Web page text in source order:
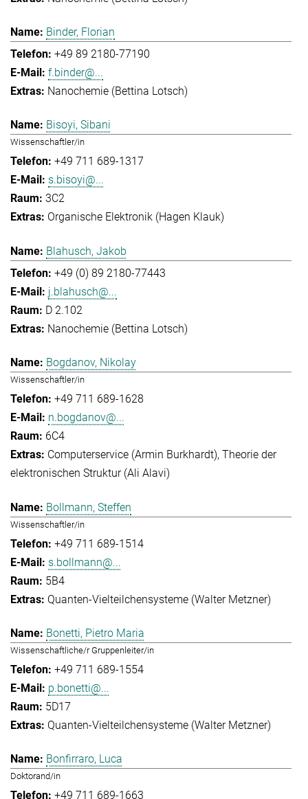
Binder, Florian
+49 89 2180-77190
f.binder@...
Nanochemie (Bettina Lotsch)
Bisoyi, Sibani
Wissenschaftler/in
+49 711 689-1317
s.bisoyi@...
3C2
Organische Elektronik (Hagen Klauk)
Blahusch, Jakob
+49 (0) 89 2180-77443
j.blahusch@...
D 2.102
Nanochemie (Bettina Lotsch)
Bogdanov, Nikolay
Wissenschaftler/in
+49 711 689-1628
n.bogdanov@...
6C4
Computerservice (Armin Burkhardt) Theorie der
elektronischen Struktur (Ali Alavi)
Bollmann, Steffen
Wissenschaftler/in
+49 711 689-1514
s.bollmann@...
5B4
Quanten-Vielteilchensysteme (Walter Metzner)
Bonetti, Pietro Maria
Wissenschaftliche/r Gruppenleiter/in
+49 711 689-1554
p.bonetti@...
5D17
Quanten-Vielteilchensysteme (Walter Metzner)
Bonfirraro, Luca
Doktorand/in
+49 711 689-1663